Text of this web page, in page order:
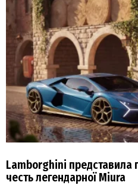
Lamborghini представила
честь легендарної Miura